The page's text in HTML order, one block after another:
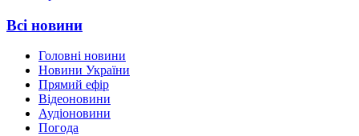
Всі новини
Головні новини
Новини України
Прямий ефір
Відеоновини
Аудіоновини
Погода